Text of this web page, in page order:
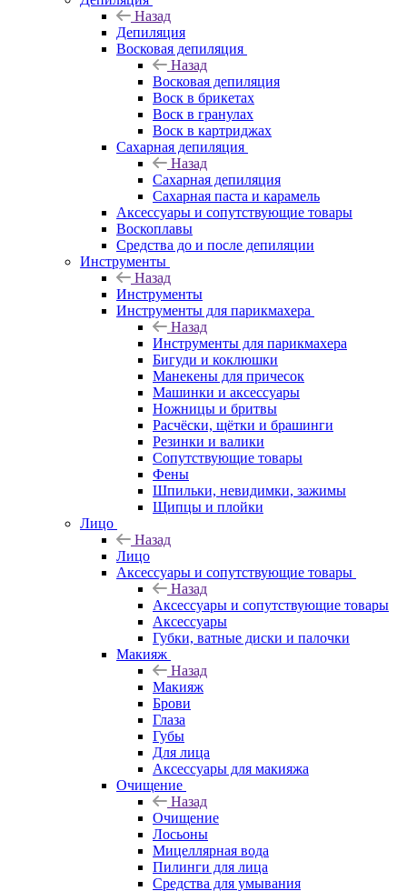
Назад
Депиляция
Восковая депиляция
Назад
Восковая депиляция
Воск в брикетах
Воск в гранулах
Воск в картриджах
Сахарная депиляция
Назад
Сахарная депиляция
Сахарная паста и карамель
Аксессуары и сопутствующие товары
Воскоплавы
Средства до и после депиляции
Инструменты
Назад
Инструменты
Инструменты для парикмахера
Назад
Инструменты для парикмахера
Бигуди и коклюшки
Манекены для причесок
Машинки и аксессуары
Ножницы и бритвы
Расчёски, щётки и брашинги
Резинки и валики
Сопутствующие товары
Фены
Шпильки, невидимки, зажимы
Щипцы и плойки
Лицо
Назад
Лицо
Аксессуары и сопутствующие товары
Назад
Аксессуары и сопутствующие товары
Аксессуары
Губки, ватные диски и палочки
Макияж
Назад
Макияж
Брови
Глаза
Губы
Для лица
Аксессуары для макияжа
Очищение
Назад
Очищение
Лосьоны
Мицеллярная вода
Пилинги для лица
Средства для умывания